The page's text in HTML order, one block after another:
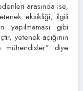
arasında ise,
eksikliği, ilgili
gibi
yetenek açığının
diye